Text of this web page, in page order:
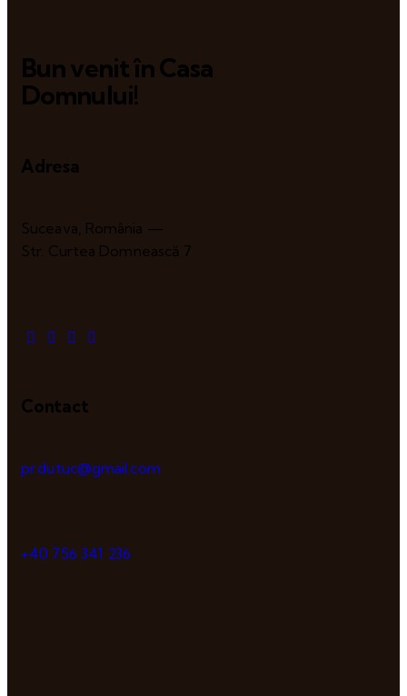
Bun venit în Casa
Domnului!
Adresa
Suceava, România —
Str. Curtea Domnească 7
Contact
pr.dutuc@gmail.com
+40 756 341 236